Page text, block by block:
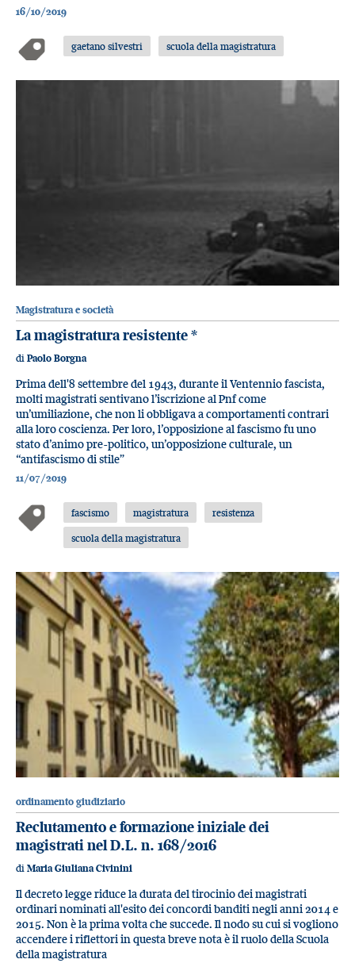
16/10/2019
gaetano silvestri scuola della magistratura
Magistratura e società
La magistratura resistente*
di Paolo Borgna
Prima dell'8 settembre del 1943, durante il Ventennio fascista,
molti magistrati sentivano l’iscrizione al Pnf come
un’umiliazione, che non li obbligava a comportamenti contrari
alla loro coscienza. Per loro, l’opposizione al fascismo fu uno
stato d’animo pre-politico, un’opposizione culturale, un
“antifascismo di stile”
11/07/2019
fascismo magistratura
resistenza
scuola della magistratura
ordinamento giudiziario
Reclutamento e formazione iniziale dei
magistrati nel D.L. n. 168/2016
di Maria Giuliana Civinini
Il decreto legge riduce la durata del tirocinio dei magistrati
ordinari nominati all'esito dei concordi banditi negli anni 2014 e
2015. Non è la prima volta che succede. Il nodo su cui si vogliono
accendere i riflettori in questa breve nota è il ruolo della Scuola
della magistratura